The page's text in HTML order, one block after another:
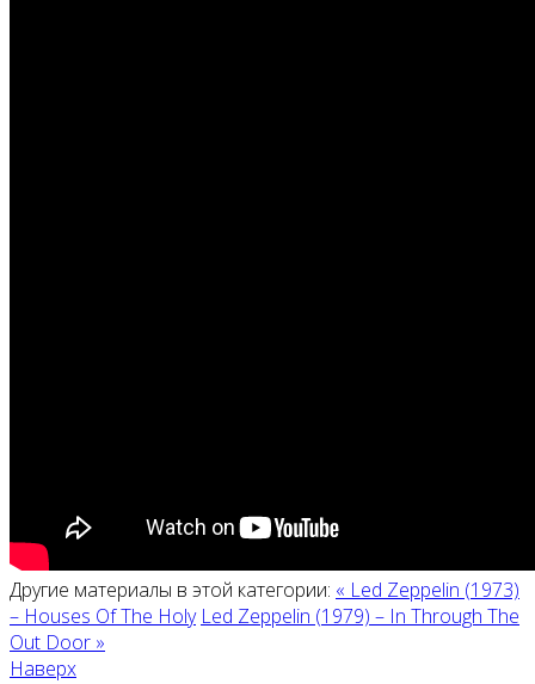
Другие материалы в этой категории: « Led Zeppelin (1973)
‎– Houses Of The Holy Led Zeppelin (1979) ‎– In Through The
Out Door »
Наверх